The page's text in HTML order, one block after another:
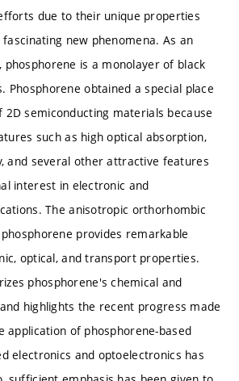
due to their unique properties
new phenomena. As an
phosphorene is a monolayer of black
Phosphorene obtained a special place
semiconducting materials because
such as high optical absorption,
and several other attractive features
interest in electronic and
The anisotropic orthorhombic
provides remarkable
optical, and transport properties.
phosphorene's chemical and
highlights the recent progress made
application of phosphorene-based
electronics and optoelectronics has